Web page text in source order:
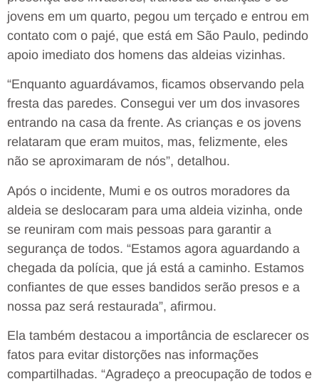
jovens em um quarto, pegou um terçado e entrou em
contato com o pajé, que está em São Paulo, pedindo
apoio imediato dos homens das aldeias vizinhas.
“Enquanto aguardávamos, ficamos observando pela
fresta das paredes. Consegui ver um dos invasores
entrando na casa da frente. As crianças e os jovens
relataram que eram muitos, mas, felizmente, eles
não se aproximaram de nós”, detalhou.
Após o incidente, Mumi e os outros moradores da
aldeia se deslocaram para uma aldeia vizinha, onde
se reuniram com mais pessoas para garantir a
segurança de todos. “Estamos agora aguardando a
chegada da polícia, que já está a caminho. Estamos
confiantes de que esses bandidos serão presos e a
nossa paz será restaurada”, afirmou.
Ela também destacou a importância de esclarecer os
fatos para evitar distorções nas informações
compartilhadas. “Agradeço a preocupação de todos e